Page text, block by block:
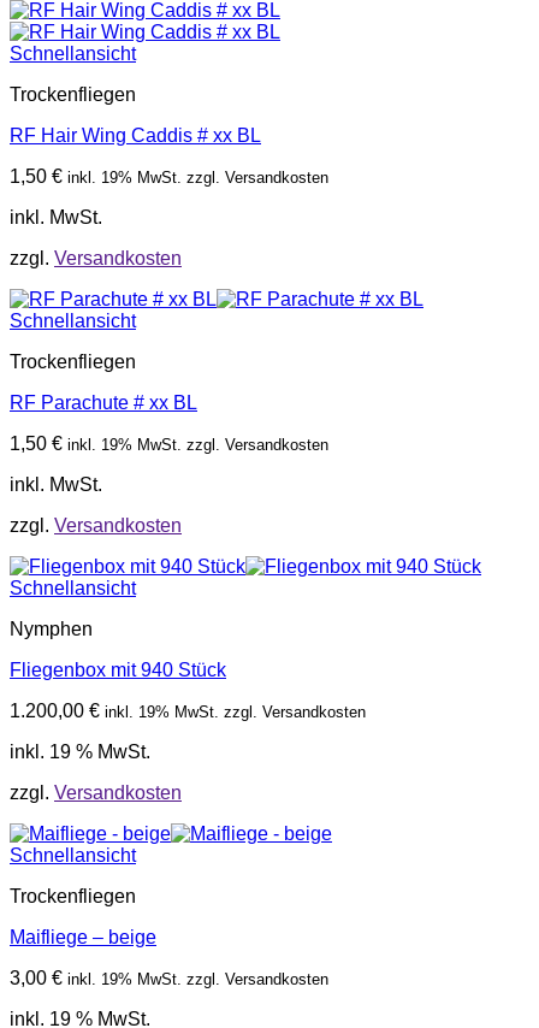
Schnellansicht
Trockenfliegen
RF Hair Wing Caddis # xx BL
1,50 € inkl. 19% MwSt. zzgl. Versandkosten
inkl. MwSt.
zzgl. Versandkosten
Schnellansicht
Trockenfliegen
RF Parachute # xx BL
1,50 € inkl. 19% MwSt. zzgl. Versandkosten
inkl. MwSt.
zzgl. Versandkosten
Schnellansicht
Nymphen
Fliegenbox mit 940 Stück
1.200,00 € inkl. 19% MwSt. zzgl. Versandkosten
inkl. 19 % MwSt.
zzgl. Versandkosten
Schnellansicht
Trockenfliegen
Maifliege – beige
3,00 € inkl. 19% MwSt. zzgl. Versandkosten
inkl. 19 % MwSt.